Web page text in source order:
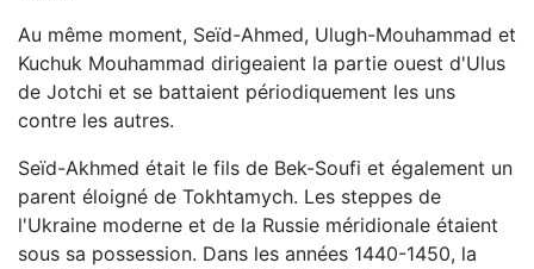
Au même moment, Seïd-Ahmed, Ulugh-Mouhammad et
Kuchuk Mouhammad dirigeaient la partie ouest d'Ulus
de Jotchi et se battaient périodiquement les uns
contre les autres.
Seïd-Akhmed était le fils de Bek-Soufi et également un
parent éloigné de Tokhtamych. Les steppes de
l'Ukraine moderne et de la Russie méridionale étaient
sous sa possession. Dans les années 1440-1450, la